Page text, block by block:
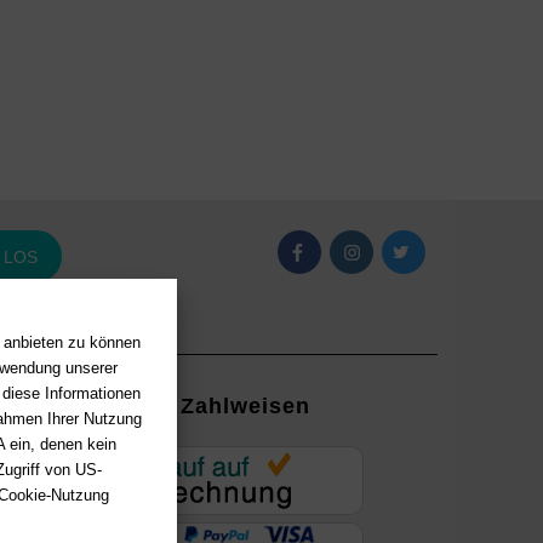
zu können
unserer
Informationen
Ihrer Nutzung
ein, denen kein
von US-
Nutzung
LOS
mit
Zahlweisen